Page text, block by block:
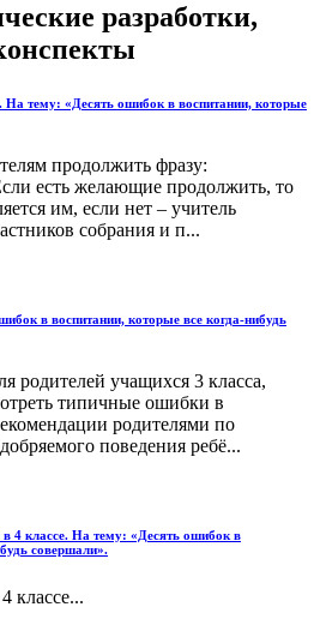
разработки,
На тему: «Десять ошибок в воспитании, которые
продолжить фразу:
есть желающие продолжить, то
им, если нет – учитель
собрания и п...
в воспитании, которые все когда-нибудь
родителей учащихся 3 класса,
типичные ошибки в
родителями по
поведения ребё...
в 4 классе. На тему: «Десять ошибок в
совершали».
классе...